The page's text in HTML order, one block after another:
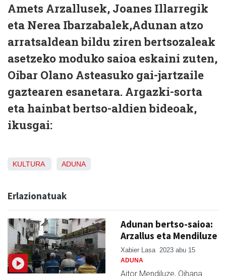
Amets Arzallusek, Joanes Illarregik
eta Nerea Ibarzabalek,Adunan atzo
arratsaldean bildu ziren bertsozaleak
asetzeko moduko saioa eskaini zuten,
Oibar Olano Asteasuko gai-jartzaile
gaztearen esanetara. Argazki-sorta
eta hainbat bertso-aldien bideoak,
ikusgai:
KULTURA ADUNA
Erlazionatuak
Adunan bertso-saioa:
Arzallus eta Mendiluze
Xabier Lasa 2023 abu 15
ADUNA
Aitor Mendiluze, Oihana